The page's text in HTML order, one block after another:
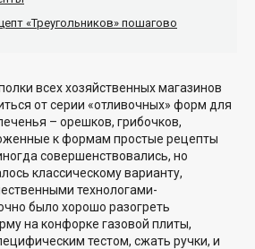
«Треугольников» пошагово
всех хозяйственных магазинов
от серии «отливочных» форм для
– орешков, грибочков,
к формам простые рецепты
совершенствовались, но
классическому варианту,
технологами-
было хорошо разогреть
на конфорке газовой плиты,
тестом, сжать ручки, и